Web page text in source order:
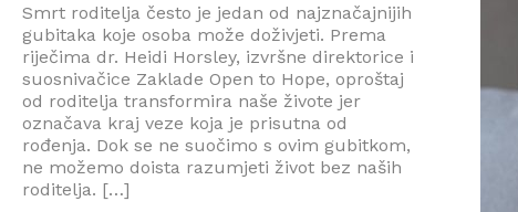
Smrt roditelja često je jedan od najznačajnijih
gubitaka koje osoba može doživjeti. Prema
riječima dr. Heidi Horsley, izvršne direktorice i
suosnivačice Zaklade Open to Hope, oproštaj
od roditelja transformira naše živote jer
označava kraj veze koja je prisutna od
rođenja. Dok se ne suočimo s ovim gubitkom,
ne možemo doista razumjeti život bez naših
roditelja. […]